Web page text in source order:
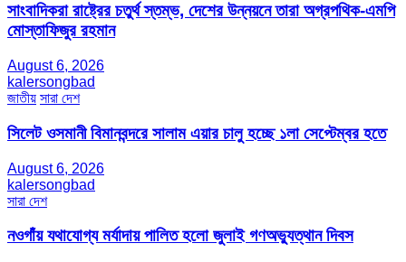
সাংবাদিকরা রাষ্ট্রের চতুর্থ স্তম্ভ, দেশের উন্নয়নে তারা অগ্রপথিক-এমপি
মোস্তাফিজুর রহমান
August 6, 2026
kalersongbad
জাতীয় সারা দেশ
সিলেট ওসমানী বিমানবন্দরে সালাম এয়ার চালু হচ্ছে ১লা সেপ্টেম্বর হতে
August 6, 2026
kalersongbad
সারা দেশ
নওগাঁয় যথাযোগ্য মর্যাদায় পালিত হলো জুলাই গণঅভ্যুত্থান দিবস